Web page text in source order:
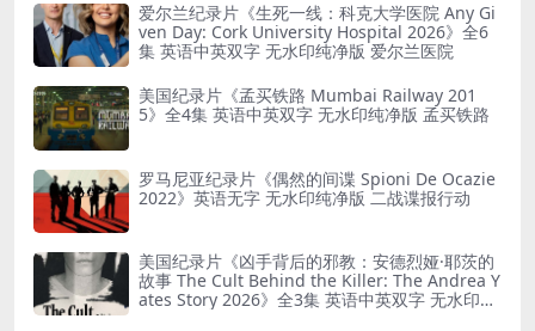
爱尔兰纪录片《生死一线：科克大学医院 Any Gi
ven Day: Cork University Hospital 2026》全6
集 英语中英双字 无水印纯净版 爱尔兰医院
美国纪录片《孟买铁路 Mumbai Railway 201
5》全4集 英语中英双字 无水印纯净版 孟买铁路
罗马尼亚纪录片《偶然的间谍 Spioni De Ocazie
2022》英语无字 无水印纯净版 二战谍报行动
美国纪录片《凶手背后的邪教：安德烈娅·耶茨的
故事 The Cult Behind the Killer: The Andrea Y
ates Story 2026》全3集 英语中英双字 无水印纯